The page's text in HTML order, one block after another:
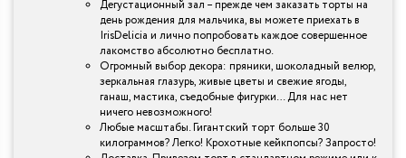
Дегустационный зал – прежде чем заказать торты на
день рождения для мальчика, вы можете приехать в
IrisDelicia и лично попробовать каждое совершенное
лакомство абсолютно бесплатно.
Огромный выбор декора: пряники, шоколадный велюр,
зеркальная глазурь, живые цветы и свежие ягоды,
ганаш, мастика, съедобные фигурки… Для нас нет
ничего невозможного!
Любые масштабы. Гигантский торт больше 30
килограммов? Легко! Крохотные кейкпопсы? Запросто!